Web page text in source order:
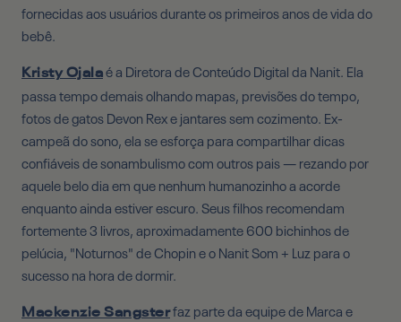
fornecidas aos usuários durante os primeiros anos de vida do
bebê.
Kristy Ojala é a Diretora de Conteúdo Digital da Nanit. Ela
passa tempo demais olhando mapas, previsões do tempo,
fotos de gatos Devon Rex e jantares sem cozimento. Ex-
campeã do sono, ela se esforça para compartilhar dicas
confiáveis ​​de sonambulismo com outros pais — rezando por
aquele belo dia em que nenhum humanozinho a acorde
enquanto ainda estiver escuro. Seus filhos recomendam
fortemente 3 livros, aproximadamente 600 bichinhos de
pelúcia, "Noturnos" de Chopin e o Nanit Som + Luz para o
sucesso na hora de dormir.
Mackenzie Sangsterfaz parte da equipe de Marca e